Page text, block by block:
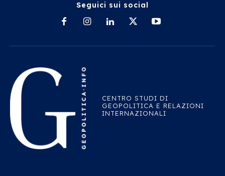
Seguici sui social
CENTRO STUDI DI
GEOPOLITICA E RELAZIONI
INTERNAZIONALI